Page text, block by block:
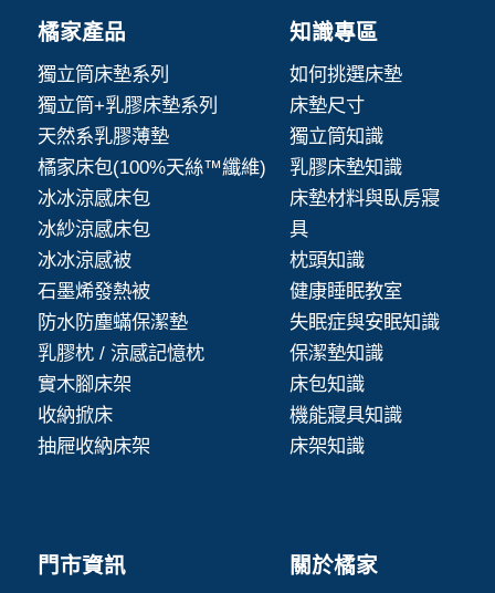
橘家產品
獨立筒床墊系列
獨立筒+乳膠床墊系列
天然系乳膠薄墊
橘家床包(100%天絲™纖維)
冰冰涼感床包
冰紗涼感床包
冰冰涼感被
石墨烯發熱被
防水防塵蟎保潔墊
乳膠枕 / 涼感記憶枕
實木腳床架
收納掀床
抽屜收納床架
知識專區
如何挑選床墊
床墊尺寸
獨立筒知識
乳膠床墊知識
床墊材料與臥房寢
具
枕頭知識
健康睡眠教室
失眠症與安眠知識
保潔墊知識
床包知識
機能寢具知識
床架知識
門市資訊 關於橘家